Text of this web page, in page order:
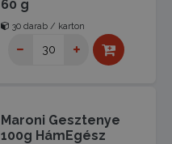
60 g
30 darab / karton
Maroni Gesztenye
100g HámEgész